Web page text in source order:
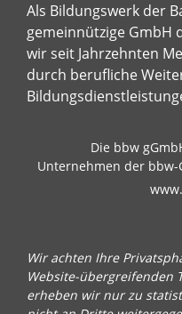
Als Bildungswerk der
gemeinnützige GmbH
wir seit Jahrzehnten
durch berufliche
Die bbw
Unternehmen der bbw-
Wir achten Ihre
Website-übergreifenden
erheben wir nur zu